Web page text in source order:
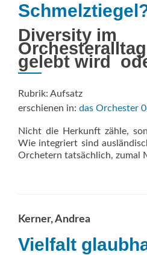
Diversity im
gelebt wird 
Rubrik: Aufsatz
erschienen in: das Orchester
Nicht die Herkunft zähle,
Wie integriert sind
Orchetern tatsächlich, zumal
Kerner, Andrea
Vielfalt